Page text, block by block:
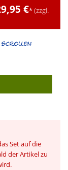
€*(zzgl.
Set auf die
der Artikel zu